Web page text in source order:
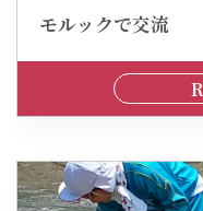
モルックで交流